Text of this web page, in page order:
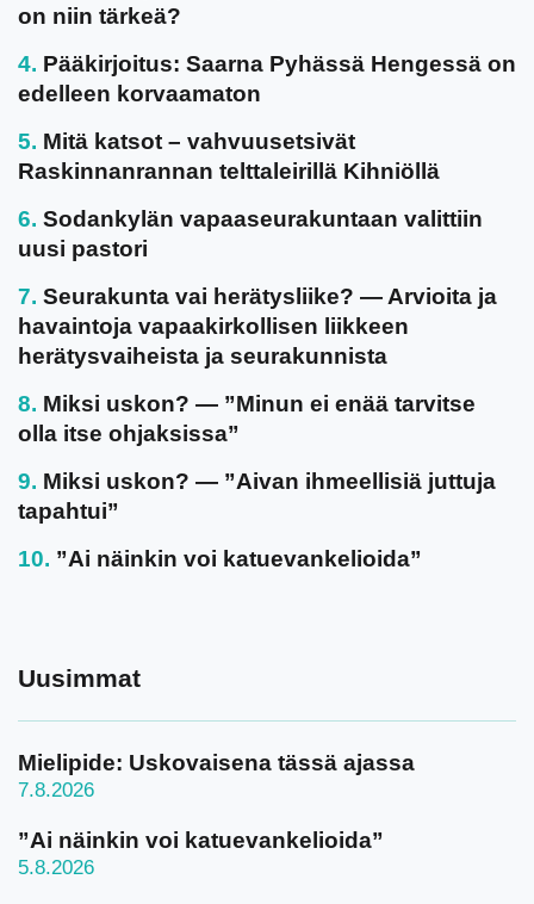
on niin tärkeä?
Pääkirjoitus: Saarna Pyhässä Hengessä on
edelleen korvaamaton
Mitä katsot – vahvuusetsivät
Raskinnanrannan telttaleirillä Kihniöllä
Sodankylän vapaaseurakuntaan valittiin
uusi pastori
Seurakunta vai herätysliike? — Arvioita ja
havaintoja vapaakirkollisen liikkeen
herätysvaiheista ja seurakunnista
Miksi uskon? — ”Minun ei enää tarvitse
olla itse ohjaksissa”
Miksi uskon? — ”Aivan ihmeellisiä juttuja
tapahtui”
”Ai näinkin voi katuevankelioida”
Uusimmat
Mielipide: Uskovaisena tässä ajassa
7.8.2026
”Ai näinkin voi katuevankelioida”
5.8.2026